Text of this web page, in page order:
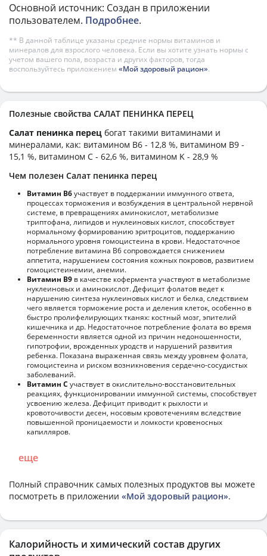
Основной источник: Создан в приложении
пользователем. Подробнее.
** В данной таблице указаны средние нормы витаминов и
минералов для взрослого человека. Если вы хотите узнать нормы с
учетом вашего пола, возраста и других факторов, тогда
воспользуйтесь приложением «Мой здоровый рацион».
Полезные свойства САЛАТ ПЕНИНКА ПЕРЕЦ
Салат пенинка перец богат такими витаминами и
минералами, как: витамином B6 - 12,8 %, витамином B9 -
15,1 %, витамином C - 62,6 %, витамином K - 28,9 %
Чем полезен Салат пенинка перец
Витамин В6участвует в поддержании иммунного ответа,
процессах торможения и возбуждения в центральной нервной
системе, в превращениях аминокислот, метаболизме
триптофана, липидов и нуклеиновых кислот, способствует
нормальному формированию эритроцитов, поддержанию
нормального уровня гомоцистеина в крови. Недостаточное
потребление витамина В6 сопровождается снижением
аппетита, нарушением состояния кожных покровов, развитием
гомоцистеинемии, анемии.
Витамин В9 в качестве кофермента участвуют в метаболизме
нуклеиновых и аминокислот. Дефицит фолатов ведет к
нарушению синтеза нуклеиновых кислот и белка, следствием
чего является торможение роста и деления клеток, особенно в
быстро пролифелирующих тканях: костный мозг, эпителий
кишечника и др. Недостаточное потребление фолата во время
беременности является одной из причин недоношенности,
гипотрофии, врожденных уродств и нарушений развития
ребенка. Показана выраженная связь между уровнем фолата,
гомоцистеина и риском возникновения сердечно-сосудистых
заболеваний.
Витамин С участвует в окислительно-восстановительных
реакциях, функционировании иммунной системы, способствует
усвоению железа. Дефицит приводит к рыхлости и
кровоточивости десен, носовым кровотечениям вследствие
повышенной проницаемости и ломкости кровеносных
капилляров.
еще
Полный справочник самых полезных продуктов вы можете
посмотреть в приложении «Мой здоровый рацион».
Калорийность и химический состав других